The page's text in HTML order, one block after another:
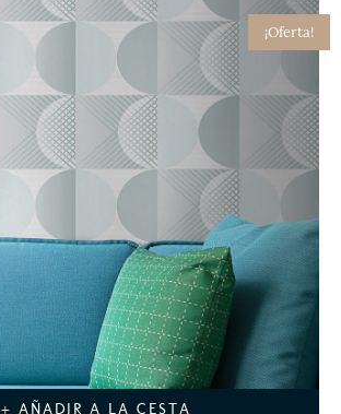
¡Oferta!
+ AÑADIR A LA CESTA